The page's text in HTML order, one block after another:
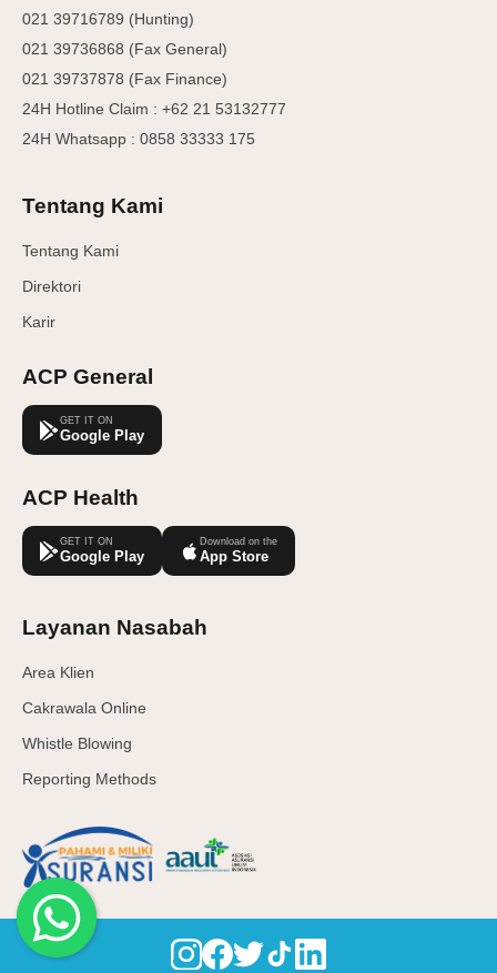
021 39716789 (Hunting)
021 39736868 (Fax General)
021 39737878 (Fax Finance)
24H Hotline Claim : +62 21 53132777
24H Whatsapp : 0858 33333 175
Tentang Kami
Tentang Kami
Direktori
Karir
ACP General
GET IT ON
Google Play
ACP Health
GET IT ON
Google Play
Download on the
App Store
Layanan Nasabah
Area Klien
Cakrawala Online
Whistle Blowing
Reporting Methods